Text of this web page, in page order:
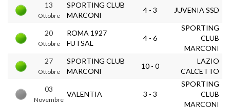
13
Ottobre
SPORTING CLUB
MARCONI
4 - 3 JUVENIA SSD
20
Ottobre
ROMA 1927
FUTSAL
4 - 6
SPORTING
CLUB
MARCONI
27
Ottobre
SPORTING CLUB
MARCONI
10 - 0
LAZIO
CALCETTO
03
Novembre
VALENTIA 3 - 3
SPORTING
CLUB
MARCONI